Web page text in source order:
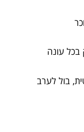
בכל עונה
בול לערב